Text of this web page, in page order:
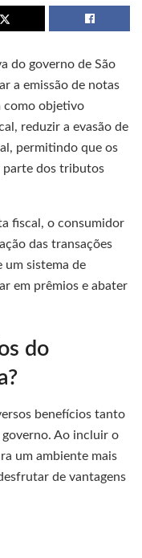
do governo de São
a emissão de notas
como objetivo
reduzir a evasão de
permitindo que os
parte dos tributos
fiscal, o consumidor
das transações
um sistema de
em prêmios e abater
do
benefícios tanto
Ao incluir o
um ambiente mais
de vantagens